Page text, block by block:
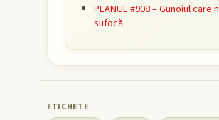
PLANUL #908 – Gunoiul care
sufocă